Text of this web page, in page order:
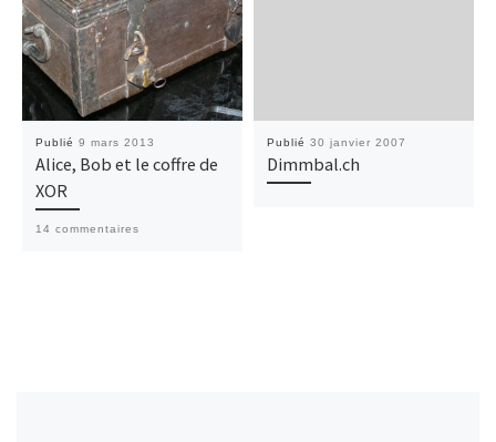
Publié 9 mars 2013
Alice, Bob et le coffre de
XOR
14 commentaires
Publié 30 janvier 2007
Dimmbal.ch